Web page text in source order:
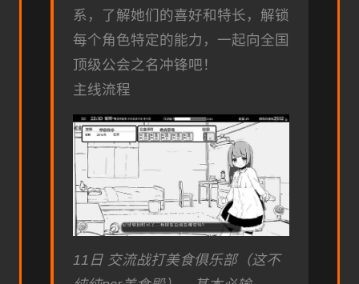
系，了解她们的喜好和特长，解锁
每个角色特定的能力，一起向全国
顶级公会之名冲锋吧！
主线流程
11日 交流战打美食俱乐部（这不